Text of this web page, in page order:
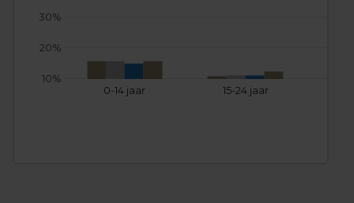
0-14 jaar 15-24 jaar
10%
20%
30%